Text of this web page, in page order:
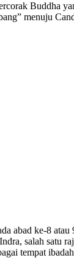
Buddha
menuju
abad ke-8
salah satu
tempat